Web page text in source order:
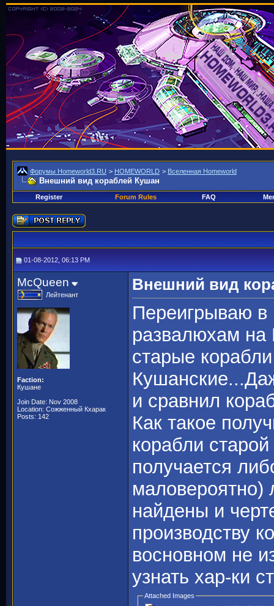
Форумы Homeworld3.RU > HOMEWORLD > Вселенная Homeworld
Внешний вид кораблей Кушан
Register Forum Rules FAQ
01-08-2012, 06:13 PM
McQueen
Лейтенант
Faction:
Кушане
Join Date: Nov 2008
Location: Сожженный Кхарак
Posts: 142
Внешний вид
Переигрываю в
развалюхам на
старые
и сравнил
Как такое
корабли
получается
найдены и
производству
восновном не
узнать хар-ки
Attached Images